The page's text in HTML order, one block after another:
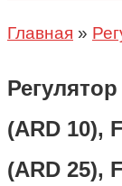
Главная »
(ARD 10),
(ARD 25),